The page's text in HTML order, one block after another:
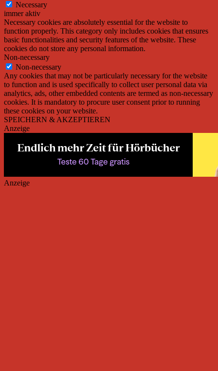
Necessary
immer aktiv
Necessary cookies are absolutely essential for the website to
function properly. This category only includes cookies that ensures
basic functionalities and security features of the website. These
cookies do not store any personal information.
Non-necessary
Non-necessary
Any cookies that may not be particularly necessary for the website
to function and is used specifically to collect user personal data via
analytics, ads, other embedded contents are termed as non-necessary
cookies. It is mandatory to procure user consent prior to running
these cookies on your website.
SPEICHERN & AKZEPTIEREN
Anzeige
Anzeige